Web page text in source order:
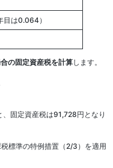
目は0.064）
の固定資産税を計算します。
固定資産税は91,728円となり
標準の特例措置（2/3）を適用